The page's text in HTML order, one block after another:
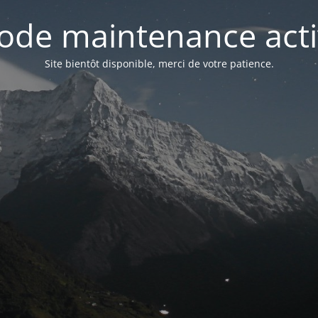
maintenance
Site bientôt disponible, merci de votre patience.